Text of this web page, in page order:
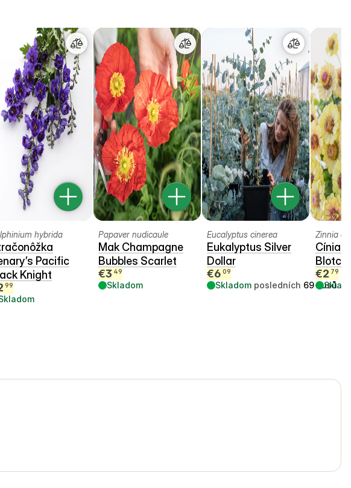
hybrida
Pacific
Knight
99
Papaver nudicaule
Mak Champagne
Bubbles Scarlet
€3 49
Skladom
Eucalyptus cinerea
Eukalyptus Silver
Dollar
€6 09
Skladom posledních 69 kusů
Zinnia
Cínia
Blotch
€2 79